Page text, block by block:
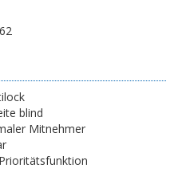
blind
Mitnehmer